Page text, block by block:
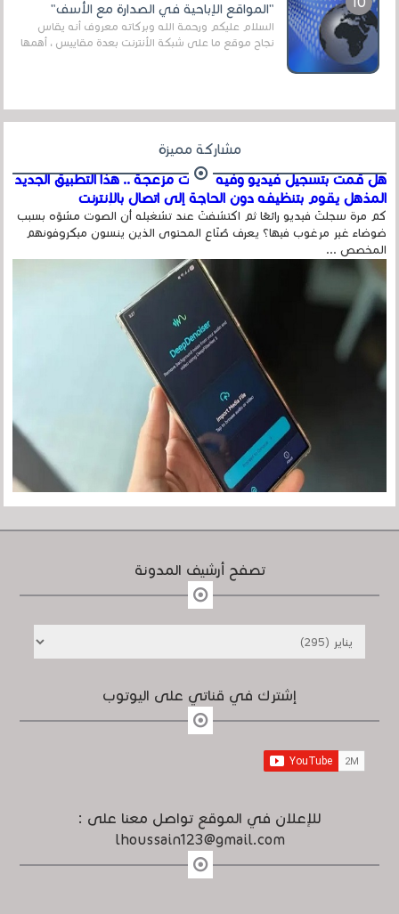
"المواقع الإباحية في الصدارة مع الأسف"
السلام عليكم ورحمة الله وبركاته معروف أنه يقاس
نجاح موقع ما على شبكة الأنترنت بعدة مقاييس ، أهمها
مشاركة مميزة
هل قمت بتسجيل فيديو وفيه أصوت مزعجة .. هذا التطبيق الجديد
المذهل يقوم بتنظيفه دون الحاجة إلى اتصال بالإنترنت
كم مرة سجلتَ فيديو رائعًا ثم اكتشفتَ عند تشغيله أن الصوت مشوّه بسبب
ضوضاء غير مرغوب فيها؟ يعرف صُنّاع المحتوى الذين ينسون ميكروفونهم
المخصص ...
تصفح أرشيف المدونة
إشترك في قناتي على اليوتوب
للإعلان في الموقع تواصل معنا على :
lhoussain123@gmail.com